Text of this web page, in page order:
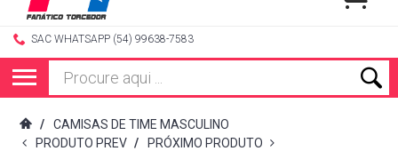
SAC WHATSAPP (54) 99638-7583
/
CAMISAS DE TIME MASCULINO
PRODUTO PREV / PRÓXIMO PRODUTO